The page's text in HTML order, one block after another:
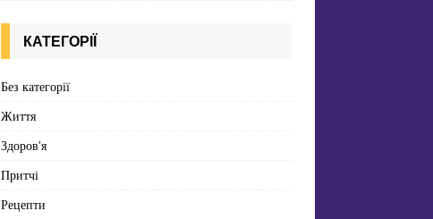
КАТЕГОРІЇ
Без категорії
Життя
Здоров'я
Притчі
Рецепти